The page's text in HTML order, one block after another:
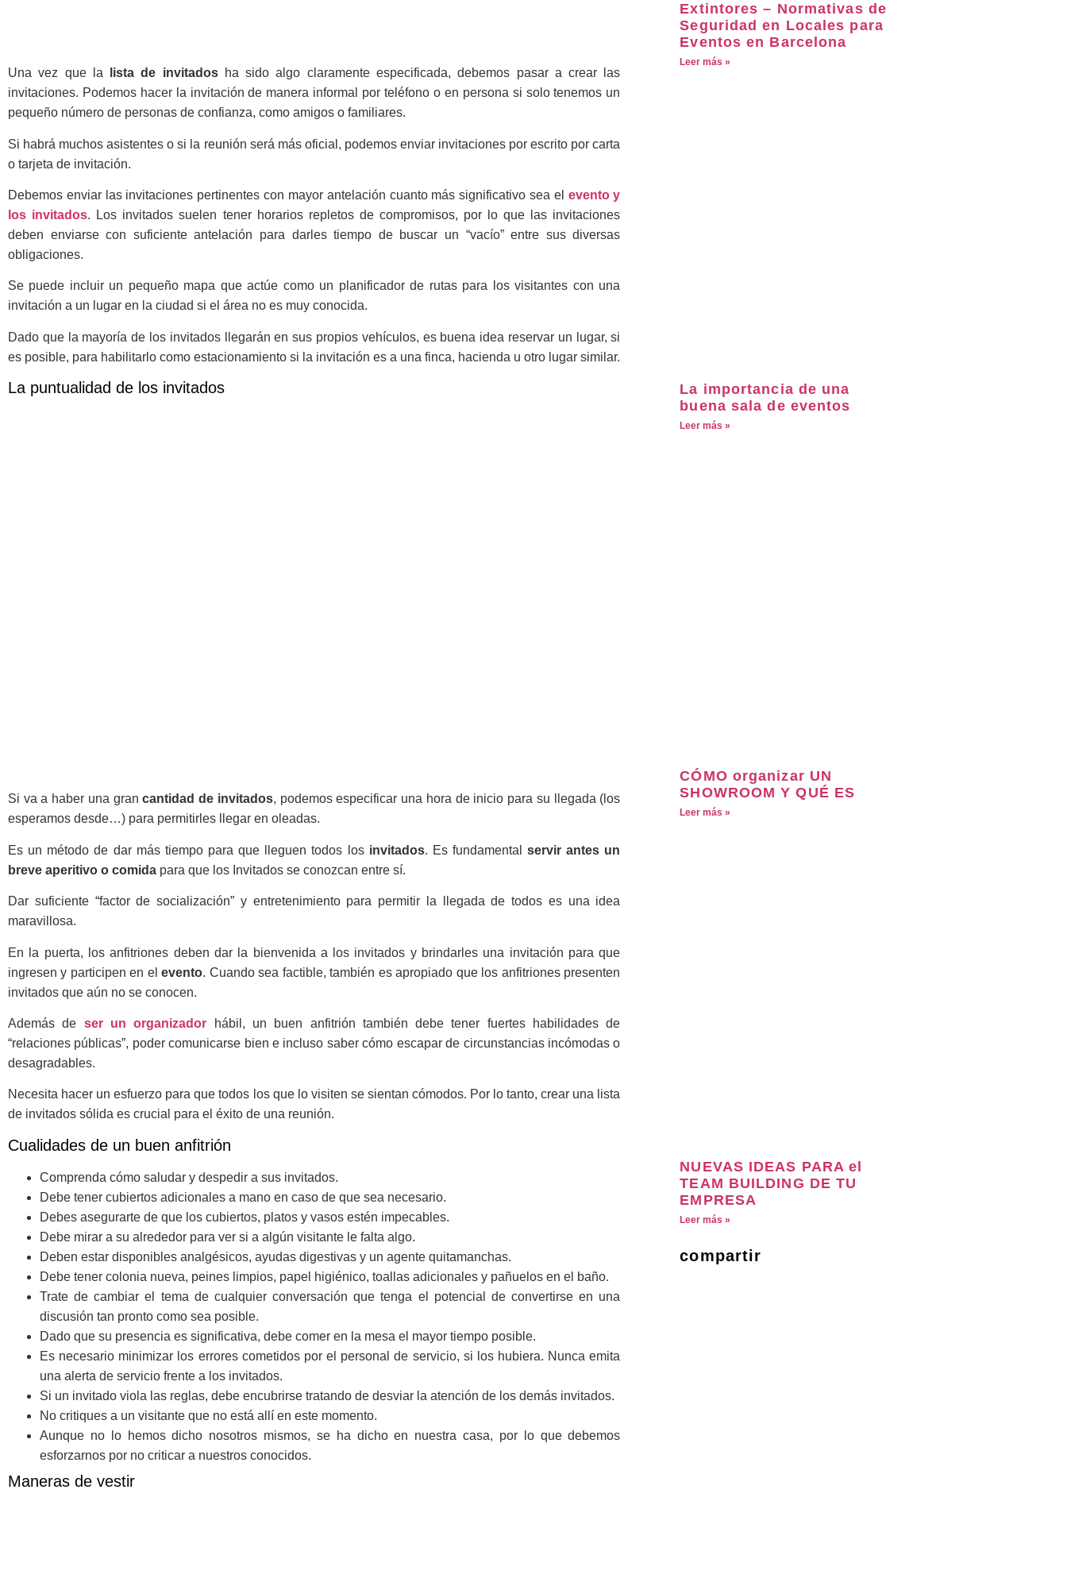
Una vez que la lista de invitadosha sido algo claramente especificada, debemos pasar a crear las
invitaciones. Podemos hacer la invitación de manera informal por teléfono o en persona si solo tenemos un
pequeño número de personas de confianza, como amigos o familiares.
Si habrá muchos asistentes o si la reunión será más oficial, podemos enviar invitaciones por escrito por carta
o tarjeta de invitación.
Debemos enviar las invitaciones pertinentes con mayor antelación cuanto más significativo sea el evento y
los invitados. Los invitados suelen tener horarios repletos de compromisos, por lo que las invitaciones
deben enviarse con suficiente antelación para darles tiempo de buscar un “vacío” entre sus diversas
obligaciones.
Se puede incluir un pequeño mapa que actúe como un planificador de rutas para los visitantes con una
invitación a un lugar en la ciudad si el área no es muy conocida.
Dado que la mayoría de los invitados llegarán en sus propios vehículos, es buena idea reservar un lugar, si
es posible, para habilitarlo como estacionamiento si la invitación es a una finca, hacienda u otro lugar similar.
La puntualidad de los invitados
Si va a haber una grancantidad de invitados, podemos especificar una hora de inicio para su llegada (los
esperamos desde…) para permitirles llegar en oleadas.
Es un método de dar más tiempo para que lleguen todos losinvitados. Es fundamentalservir antes un
breve aperitivo o comida para que los Invitados se conozcan entre sí.
Dar suficiente “factor de socialización” y entretenimiento para permitir la llegada de todos es una idea
maravillosa.
En la puerta, los anfitriones deben dar la bienvenida a los invitados y brindarles una invitación para que
ingresen y participen en el evento. Cuando sea factible, también es apropiado que los anfitriones presenten
invitados que aún no se conocen.
Además de ser un organizador hábil, un buen anfitrión también debe tener fuertes habilidades de
“relaciones públicas”, poder comunicarse bien e incluso saber cómo escapar de circunstancias incómodas o
desagradables.
Necesita hacer un esfuerzo para que todos los que lo visiten se sientan cómodos. Por lo tanto, crear una lista
de invitados sólida es crucial para el éxito de una reunión.
Cualidades de un buen anfitrión
Comprenda cómo saludar y despedir a sus invitados.
Debe tener cubiertos adicionales a mano en caso de que sea necesario.
Debes asegurarte de que los cubiertos, platos y vasos estén impecables.
Debe mirar a su alrededor para ver si a algún visitante le falta algo.
Deben estar disponibles analgésicos, ayudas digestivas y un agente quitamanchas.
Debe tener colonia nueva, peines limpios, papel higiénico, toallas adicionales y pañuelos en el baño.
Trate de cambiar el tema de cualquier conversación que tenga el potencial de convertirse en una
discusión tan pronto como sea posible.
Dado que su presencia es significativa, debe comer en la mesa el mayor tiempo posible.
Es necesario minimizar los errores cometidos por el personal de servicio, si los hubiera. Nunca emita
una alerta de servicio frente a los invitados.
Si un invitado viola las reglas, debe encubrirse tratando de desviar la atención de los demás invitados.
No critiques a un visitante que no está allí en este momento.
Aunque no lo hemos dicho nosotros mismos, se ha dicho en nuestra casa, por lo que debemos
esforzarnos por no criticar a nuestros conocidos.
Maneras de vestir
Extintores – Normativas de
Seguridad en Locales para
Eventos en Barcelona
Leer más »
La importancia de una
buena sala de eventos
Leer más »
CÓMO organizar UN
SHOWROOM Y QUÉ ES
Leer más »
NUEVAS IDEAS PARA el
TEAM BUILDING DE TU
EMPRESA
Leer más »
compartir